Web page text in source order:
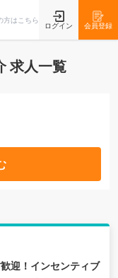
方はこちら
ログイン 会員登録
求人一覧
迎！インセンティブ